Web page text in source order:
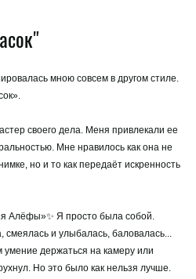
мною совсем в другом стиле.
своего дела. Меня привлекали ее
Мне нравилось как она не
но и то как передаёт искренность
Алёфы»✨ Я просто была собой.
смеялась и улыбалась, баловалась...
умение держаться на камеру или
Но это было как нельзя лучше.